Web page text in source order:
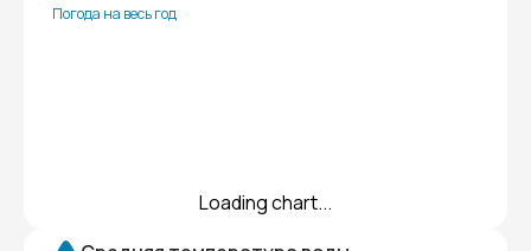
Погода на весь год
Loading chart...